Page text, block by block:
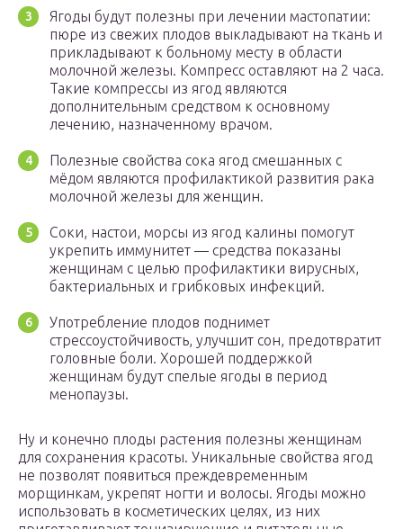
Ягоды будут полезны при лечении мастопатии:
пюре из свежих плодов выкладывают на ткань и
прикладывают к больному месту в области
молочной железы. Компресс оставляют на 2 часа.
Такие компрессы из ягод являются
дополнительным средством к основному
лечению, назначенному врачом.
Полезные свойства сока ягод смешанных с
мёдом являются профилактикой развития рака
молочной железы для женщин.
Соки, настои, морсы из ягод калины помогут
укрепить иммунитет — средства показаны
женщинам с целью профилактики вирусных,
бактериальных и грибковых инфекций.
Употребление плодов поднимет
стрессоустойчивость, улучшит сон, предотвратит
головные боли. Хорошей поддержкой
женщинам будут спелые ягоды в период
менопаузы.
Ну и конечно плоды растения полезны женщинам
для сохранения красоты. Уникальные свойства ягод
не позволят появиться преждевременным
морщинкам, укрепят ногти и волосы. Ягоды можно
использовать в косметических целях, из них